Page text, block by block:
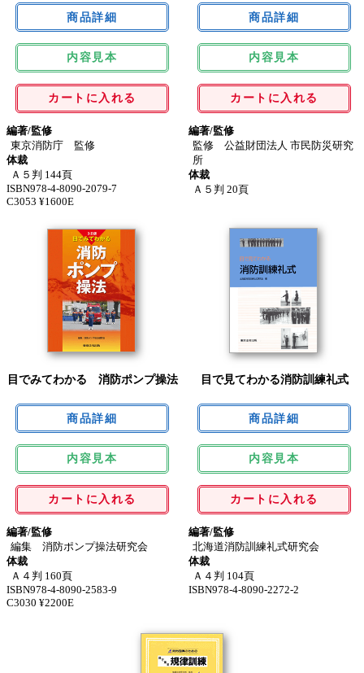
内容見本
カートに入れる
編著/監修
東京消防庁 監修
体裁
Ａ５判 144頁
ISBN978-4-8090-2079-7
C3053 ¥1600E
内容見本
カートに入れる
編著/監修
監修 公益財団法人 市民防災研究
所
体裁
Ａ５判 20頁
目でみてわかる 消防ポンプ操法
内容見本
カートに入れる
編著/監修
編集 消防ポンプ操法研究会
体裁
Ａ４判 160頁
ISBN978-4-8090-2583-9
C3030 ¥2200E
目で見てわかる消防訓練礼式
内容見本
カートに入れる
編著/監修
北海道消防訓練礼式研究会
体裁
Ａ４判 104頁
ISBN978-4-8090-2272-2